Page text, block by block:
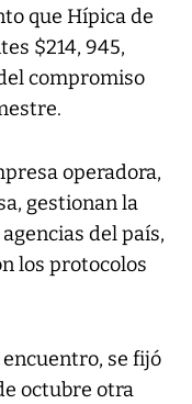
que Hípica de
$214, 945,
compromiso
operadora,
gestionan la
del país,
los protocolos
se fijó
octubre otra